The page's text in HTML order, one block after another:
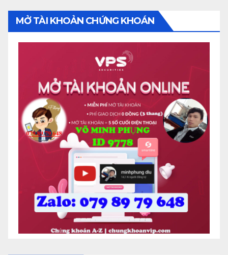
MỞ TÀI KHOẢN CHỨNG KHOÁN